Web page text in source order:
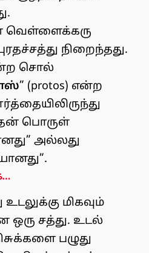
வெள்ளைக்கரு
நிறைந்தது.
சொல்
” (protos) என்ற
பொருள்
அல்லது
உடலுக்கு மிகவும்
ஒரு சத்து. உடல்
பழுது